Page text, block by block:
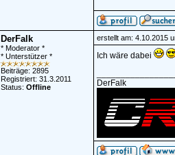
DerFalk
* Moderator *
* Unterstützer *
Beiträge: 2895
Registriert: 31.3.2011
Status: Offline
erstellt am: 4.10.2015
Ich wäre dabei
DerFalk